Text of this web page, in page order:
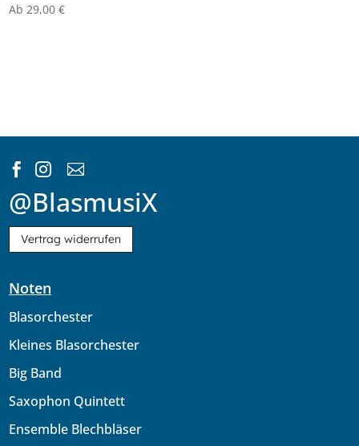
Ab 29,00€
  
@BlasmusiX
Vertrag widerrufen
Noten
Blasorchester
Kleines Blasorchester
Big Band
Saxophon Quintett
Ensemble Blechbläser